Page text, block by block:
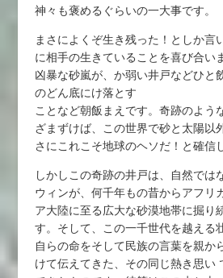
神々も褒めるぐらいの一大事です。
まさによくぞ生き残った！としか言
に相手の生きていることを喜び合い
凶暴な砂嵐が、か弱い井戸などひと
のどん底にけ落とす
ことなど朝飯まえです。奇跡のよう
ざまずけば、この世界で砂と太陽以
さにこれこそ地球のヘソだ！と確信
しかしこの奇跡の井戸は、自然では
ウィンが、何千年もの昔からアフリ
ア大陸に至る広大な砂漠地帯に掘り
す。そして、この一千世代を越える
自らの命をそして民族の言葉を親か
けて伝えてきた、その同じ熱き思い